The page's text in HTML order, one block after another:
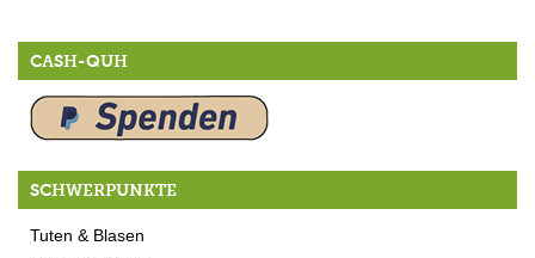
CASH-QUH
SCHWERPUNKTE
Tuten & Blasen